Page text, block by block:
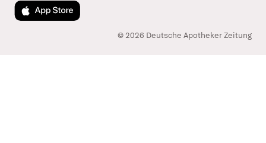
Laden im App Store
© 2026 Deutsche Apotheker Zeitung